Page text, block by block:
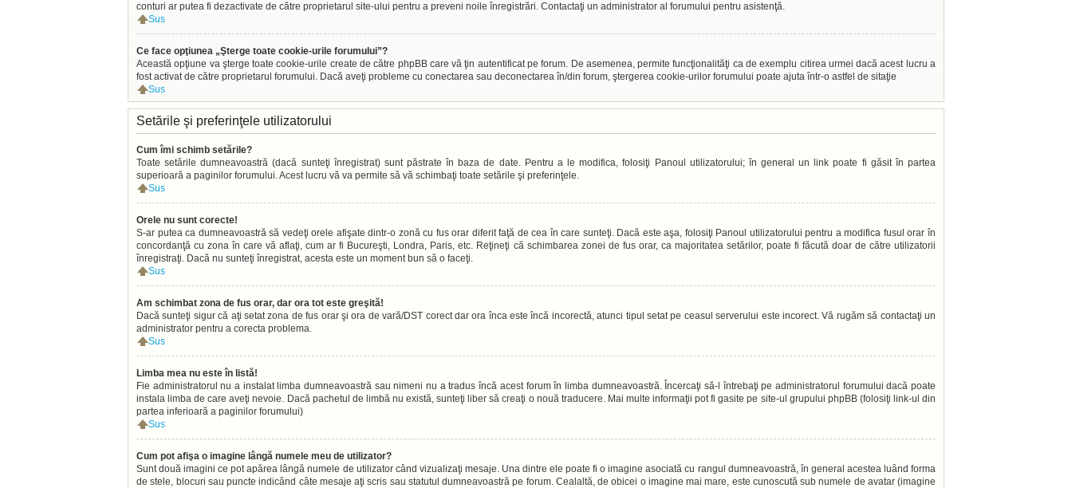
conturi ar putea fi dezactivate de către proprietarul site-ului pentru a preveni noile înregistrări. Contactaţi un administrator al forumului pentru asistenţă.
Sus
Ce face opţiunea „Şterge toate cookie-urile forumului”?
Această opţiune va şterge toate cookie-urile create de către phpBB care vă ţin autentificat pe forum. De asemenea, permite funcţionalităţi ca de exemplu citirea urmei dacă acest lucru a
fost activat de către proprietarul forumului. Dacă aveţi probleme cu conectarea sau deconectarea în/din forum, ştergerea cookie-urilor forumului poate ajuta într-o astfel de sitaţie
Sus
Setările şi preferinţele utilizatorului
Cum îmi schimb setările?
Toate setările dumneavoastră (dacă sunteţi înregistrat) sunt păstrate în baza de date. Pentru a le modifica, folosiţi Panoul utilizatorului; în general un link poate fi găsit în partea
superioară a paginilor forumului. Acest lucru vă va permite să vă schimbaţi toate setările şi preferinţele.
Sus
Orele nu sunt corecte!
S-ar putea ca dumneavoastră să vedeţi orele afişate dintr-o zonă cu fus orar diferit faţă de cea în care sunteţi. Dacă este aşa, folosiţi Panoul utilizatorului pentru a modifica fusul orar în
concordanţă cu zona în care vă aflaţi, cum ar fi Bucureşti, Londra, Paris, etc. Reţineţi că schimbarea zonei de fus orar, ca majoritatea setărilor, poate fi făcută doar de către utilizatorii
înregistraţi. Dacă nu sunteţi înregistrat, acesta este un moment bun să o faceţi.
Sus
Am schimbat zona de fus orar, dar ora tot este greşită!
Dacă sunteţi sigur că aţi setat zona de fus orar şi ora de vară/DST corect dar ora înca este încă incorectă, atunci tipul setat pe ceasul serverului este incorect. Vă rugăm să contactaţi un
administrator pentru a corecta problema.
Sus
Limba mea nu este în listă!
Fie administratorul nu a instalat limba dumneavoastră sau nimeni nu a tradus încă acest forum în limba dumneavoastră. Încercaţi să-l întrebaţi pe administratorul forumului dacă poate
instala limba de care aveţi nevoie. Dacă pachetul de limbă nu există, sunteţi liber să creaţi o nouă traducere. Mai multe informaţii pot fi gasite pe site-ul grupului phpBB (folosiţi link-ul din
partea inferioară a paginilor forumului)
Sus
Cum pot afişa o imagine lângă numele meu de utilizator?
Sunt două imagini ce pot apărea lângă numele de utilizator când vizualizaţi mesaje. Una dintre ele poate fi o imagine asociată cu rangul dumneavoastră, în general acestea luând forma
de stele, blocuri sau puncte indicând câte mesaje aţi scris sau statutul dumneavoastră pe forum. Cealaltă, de obicei o imagine mai mare, este cunoscută sub numele de avatar (imagine